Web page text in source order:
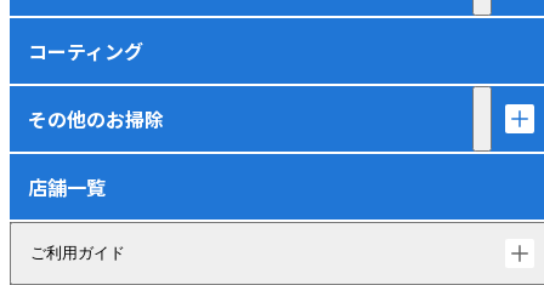
コーティング
その他のお掃除
店舗一覧
ご利用ガイド